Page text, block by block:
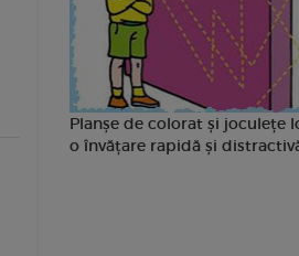
Planșe de colorat și joculețe
o învățare rapidă și